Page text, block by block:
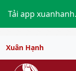
Tải app
Xuân Hạnh